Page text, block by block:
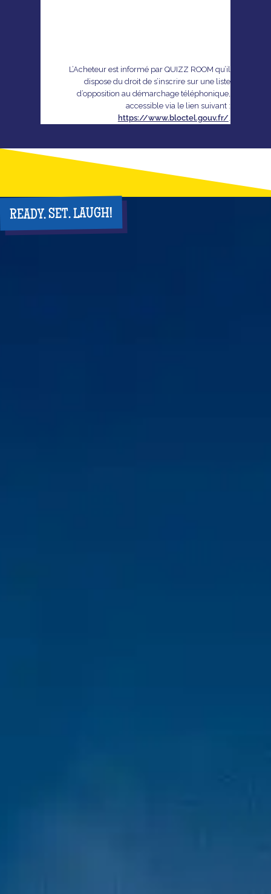
L’Acheteur est informé par QUIZZ ROOM qu’il
dispose du droit de s’inscrire sur une liste
d’opposition au démarchage téléphonique,
accessible via le lien suivant :
https://www.bloctel.gouv.fr/
READY. SET. LAUGH!